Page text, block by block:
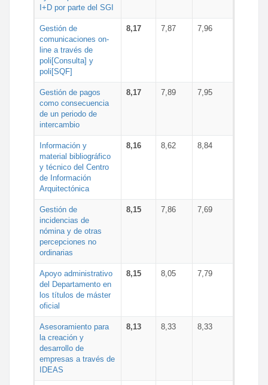
I+D por parte del SGI
Gestión de
comunicaciones on-
line a través de
poli[Consulta] y
poli[SQF]
8,17 7,87 7,96
Gestión de pagos
como consecuencia
de un periodo de
intercambio
8,17 7,89 7,95
Información y
material bibliográfico
y técnico del Centro
de Información
Arquitectónica
8,16 8,62 8,84
Gestión de
incidencias de
nómina y de otras
percepciones no
ordinarias
8,15 7,86 7,69
Apoyo administrativo
del Departamento en
los títulos de máster
oficial
8,15 8,05 7,79
Asesoramiento para
la creación y
desarrollo de
empresas a través de
IDEAS
8,13 8,33 8,33